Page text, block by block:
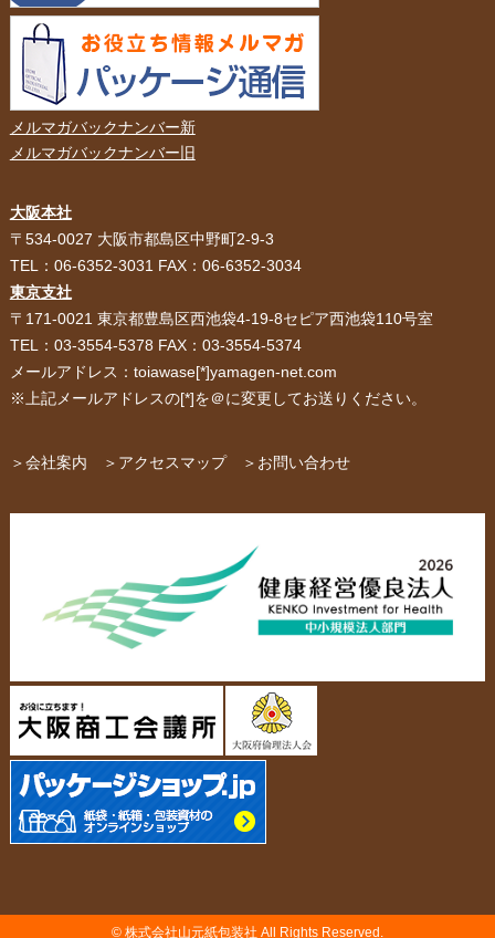
サービス紹介 お客様の声
スタッフ紹介 採用情報
当社の協力工場の設備紹介
個人情報の取扱について
紙袋・手提げ袋
パッケージ
ペーパーレザーバッグ 米袋
カタログ/パンフレット
スタンド
アクセサリー・
ジュエリーボックス
名刺箱
メルマガバックナンバー新
メルマガバックナンバー旧
大阪本社
〒534-0027 大阪市都島区中野町2-9-3
TEL：06-6352-3031 FAX：06-6352-3034
東京支社
〒171-0021 東京都豊島区西池袋4-19-8セピア西池袋110号室
TEL：03-3554-5378 FAX：03-3554-5374
メールアドレス：toiawase[*]yamagen-net.com
※上記メールアドレスの[*]を＠に変更してお送りください。
＞会社案内 ＞アクセスマップ ＞お問い合わせ
© 株式会社山元紙包装社 All Rights Reserved.